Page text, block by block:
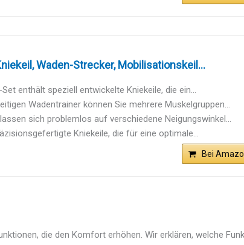
Waden-Strecker, Mobilisationskeil...
enthält speziell entwickelte Kniekeile, die ein...
Wadentrainer können Sie mehrere Muskelgruppen...
sich problemlos auf verschiedene Neigungswinkel...
Kniekeile, die für eine optimale...
Bei
die den Komfort erhöhen. Wir erklären, welche